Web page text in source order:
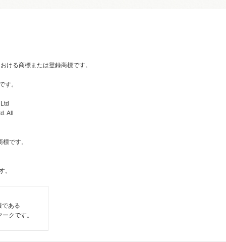
ける商標または登録商標です。
す。
All
です。
。
である
クです。